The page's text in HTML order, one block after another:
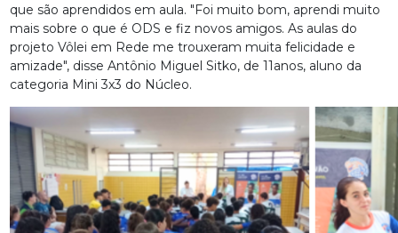
que são aprendidos em aula. "Foi muito bom, aprendi muito
mais sobre o que é ODS e fiz novos amigos. As aulas do
projeto Vôlei em Rede me trouxeram muita felicidade e
amizade", disse Antônio Miguel Sitko, de 11anos, aluno da
categoria Mini 3x3 do Núcleo.